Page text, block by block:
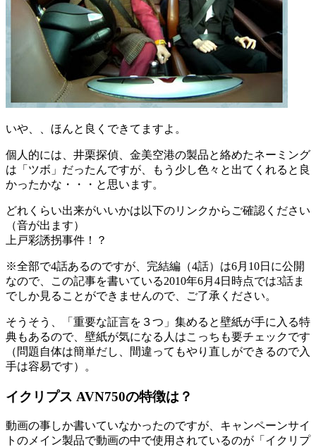
いや、、ほんと良くできてますよ。
個人的には、井栗探偵、金美空港の製品と絡めたネーミング
は「ツボ」だったんですが、もう少し色々と出てくれると良
かったかな・・・と思います。
どれくらい出来がいいかは以下のリンクからご確認ください
（音が出ます）
上戸彩誘拐事件！？
※全部で4話あるのですが、完結編（4話）は6月10日に公開
なので、この記事を書いている2010年6月4日時点では3話ま
でしか見ることができませんので、ご了承ください。
そうそう、「重要な証言を３つ」集めると壁紙が手に入る特
典もあるので、壁紙が気になる人はこっちも要チェックです
（問題自体は簡単だし、間違ってもやり直しができるので入
手は容易です）。
イクリプス AVN750の特徴は？
動画の事しか書いていなかったのですが、キャンペーンサイ
トのメイン製品で動画の中で使用されているのが「イクリプ